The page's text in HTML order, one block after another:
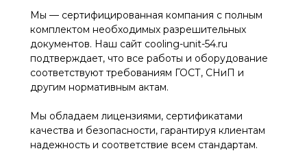
Мы — сертифицированная компания с полным
комплектом необходимых разрешительных
документов. Наш сайт cooling-unit-54.ru
подтверждает, что все работы и оборудование
соответствуют требованиям ГОСТ, СНиП и
другим нормативным актам.
Мы обладаем лицензиями, сертификатами
качества и безопасности, гарантируя клиентам
надежность и соответствие всем стандартам.